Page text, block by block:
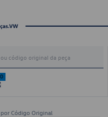
0
por Código Original